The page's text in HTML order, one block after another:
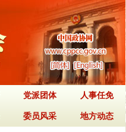
党派团体 人事任免
委员风采 地方动态